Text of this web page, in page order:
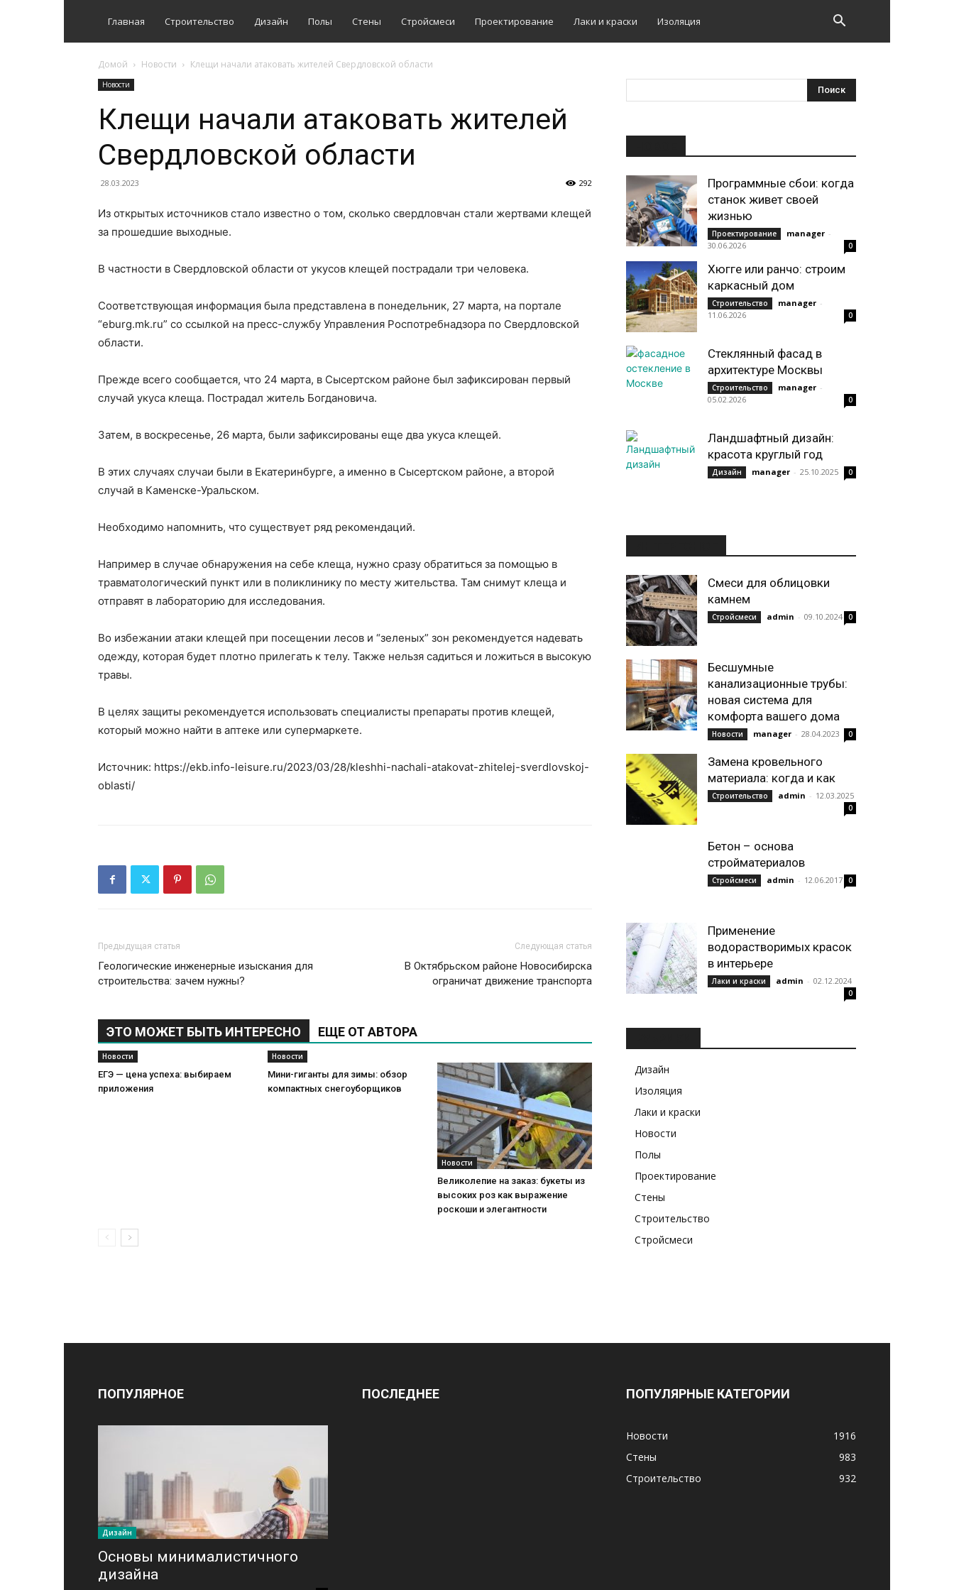
Главная Строительство Дизайн Полы Стены Стройсмеси Проектирование Лаки и краски Изоляция
Домой Новости Клещи начали атаковать жителей Свердловской области
Новости
Клещи начали атаковать жителей
Свердловской области
28.03.2023 292
Из открытых источников стало известно о том, сколько свердловчан стали жертвами клещей
за прошедшие выходные.
В частности в Свердловской области от укусов клещей пострадали три человека.
Соответствующая информация была представлена в понедельник, 27 марта, на портале
“eburg.mk.ru” со ссылкой на пресс-службу Управления Роспотребнадзора по Свердловской
области.
Прежде всего сообщается, что 24 марта, в Сысертском районе был зафиксирован первый
случай укуса клеща. Пострадал житель Богдановича.
Затем, в воскресенье, 26 марта, были зафиксированы еще два укуса клещей.
В этих случаях случаи были в Екатеринбурге, а именно в Сысертском районе, а второй
случай в Каменске-Уральском.
Необходимо напомнить, что существует ряд рекомендаций.
Например в случае обнаружения на себе клеща, нужно сразу обратиться за помощью в
травматологический пункт или в поликлинику по месту жительства. Там снимут клеща и
отправят в лабораторию для исследования.
Во избежании атаки клещей при посещении лесов и “зеленых” зон рекомендуется надевать
одежду, которая будет плотно прилегать к телу. Также нельзя садиться и ложиться в высокую
травы.
В целях защиты рекомендуется использовать специалисты препараты против клещей,
который можно найти в аптеке или супермаркете.
Источник: https://ekb.info-leisure.ru/2023/03/28/kleshhi-nachali-atakovat-zhitelej-sverdlovskoj-
oblasti/
Предыдущая статья
Геологические инженерные изыскания для
строительства: зачем нужны?
Следующая статья
В Октябрьском районе Новосибирска
ограничат движение транспорта
ЭТО МОЖЕТ БЫТЬ ИНТЕРЕСНО ЕЩЕ ОТ АВТОРА
Новости
ЕГЭ — цена успеха: выбираем
приложения
Новости
Мини-гиганты для зимы: обзор
компактных снегоуборщиков
Новости
Великолепие на заказ: букеты из
высоких роз как выражение
роскоши и элегантности
Программные сбои: когда
станок живет своей
жизнью
Проектирование manager -
30.06.2026
0
Хюгге или ранчо: строим
каркасный дом
Строительство manager -
11.06.2026
0
Стеклянный фасад в
архитектуре Москвы
Строительство manager -
05.02.2026
0
Ландшафтный дизайн:
красота круглый год
Дизайн manager - 25.10.2025 0
Смеси для облицовки
камнем
Стройсмеси admin - 09.10.2024 0
Бесшумные
канализационные трубы:
новая система для
комфорта вашего дома
Новости manager - 28.04.2023 0
Замена кровельного
материала: когда и как
Строительство admin - 12.03.2025
0
Бетон – основа
стройматериалов
Стройсмеси admin - 12.06.2017 0
Применение
водорастворимых красок
в интерьере
Лаки и краски admin - 02.12.2024
0
Дизайн
Изоляция
Лаки и краски
Новости
Полы
Проектирование
Стены
Строительство
Стройсмеси
ПОПУЛЯРНОЕ
Дизайн
Основы минималистичного
дизайна
ПОСЛЕДНЕЕ ПОПУЛЯРНЫЕ КАТЕГОРИИ
Новости
1916
Стены
983
Строительство
932